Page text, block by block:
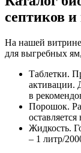
септиков
На нашей
для выгребных
Таблетки.
активации.
в
Порошок.
Жидкость.
– 1 литр/